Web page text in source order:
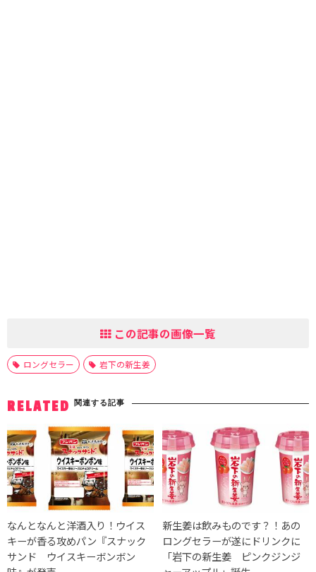
この記事の画像一覧
ロングセラー 岩下の新生姜
RELATED 関連する記事
なんとなんと洋酒入り！ウイス
キーが香る攻めパン『スナック
サンド ウイスキーボンボン
新生姜は飲みものです？！あの
ロングセラーが遂にドリンクに
「岩下の新生姜 ピンクジンジ